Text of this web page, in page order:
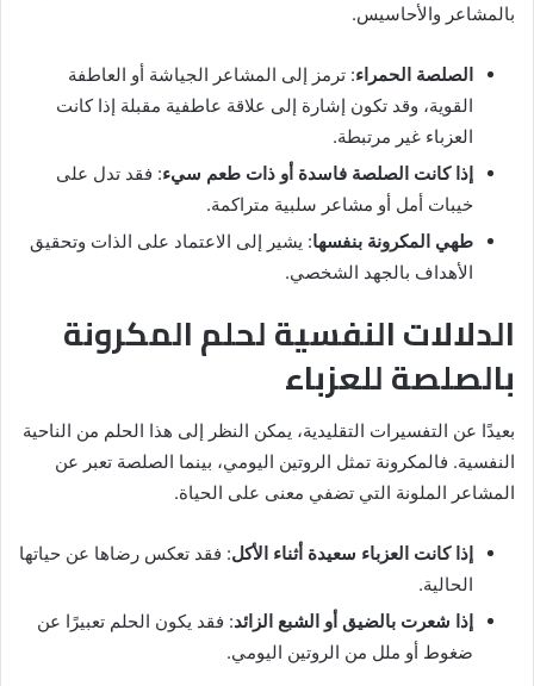
بالمشاعر والأحاسيس.
الصلصة الحمراء: ترمز إلى المشاعر الجياشة أو العاطفة
القوية، وقد تكون إشارة إلى علاقة عاطفية مقبلة إذا كانت
العزباء غير مرتبطة.
إذا كانت الصلصة فاسدة أو ذات طعم سيء: فقد تدل على
خيبات أمل أو مشاعر سلبية متراكمة.
طهي المكرونة بنفسها: يشير إلى الاعتماد على الذات وتحقيق
الأهداف بالجهد الشخصي.
الدلالات النفسية لحلم المكرونة
بالصلصة للعزباء
بعيدًا عن التفسيرات التقليدية، يمكن النظر إلى هذا الحلم من الناحية
النفسية. فالمكرونة تمثل الروتين اليومي، بينما الصلصة تعبر عن
المشاعر الملونة التي تضفي معنى على الحياة.
إذا كانت العزباء سعيدة أثناء الأكل: فقد تعكس رضاها عن حياتها
الحالية.
إذا شعرت بالضيق أو الشبع الزائد: فقد يكون الحلم تعبيرًا عن
ضغوط أو ملل من الروتين اليومي.